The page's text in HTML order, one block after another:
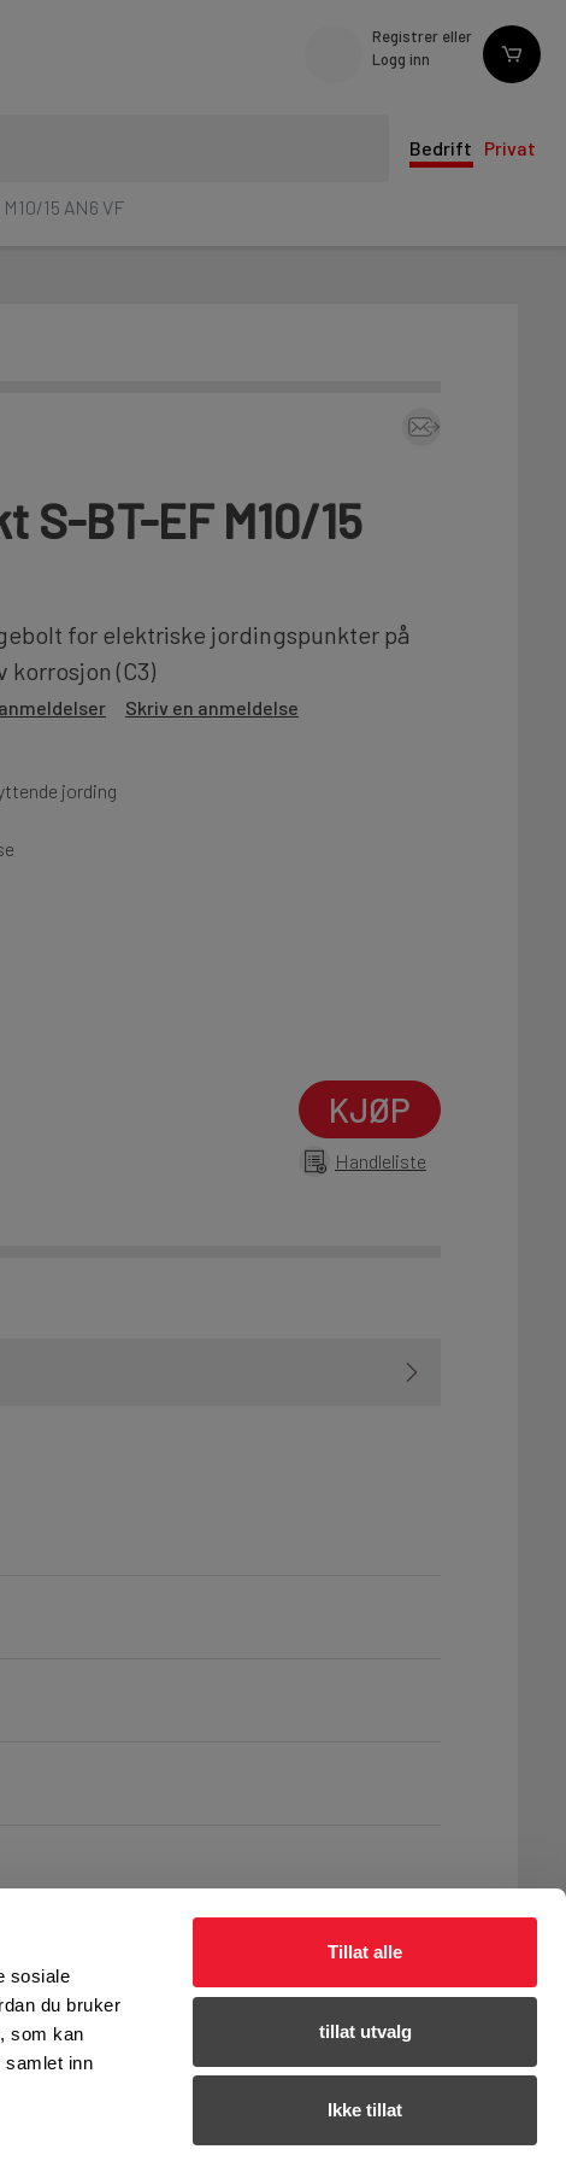
sosiale
du bruker
som kan
samlet inn
Tillat alle
tillat utvalg
Ikke tillat
Registrer eller
Logg inn
Bedrift Privat
15 AN6 VF
S-BT-EF M10/15
for elektriske jordingspunkter på
korrosjon (C3)
Skriv en anmeldelse
jording
KJØP
Handleliste